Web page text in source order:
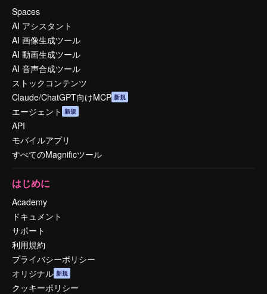
Spaces
AI アシスタント
AI 画像生成ツール
AI 動画生成ツール
AI 音声合成ツール
ストックコンテンツ
Claude/ChatGPT向けMCP 新規
エージェント 新規
API
モバイルアプリ
すべてのMagnificツール
はじめに
Academy
ドキュメント
サポート
利用規約
プライバシーポリシー
オリジナル 新規
クッキーポリシー